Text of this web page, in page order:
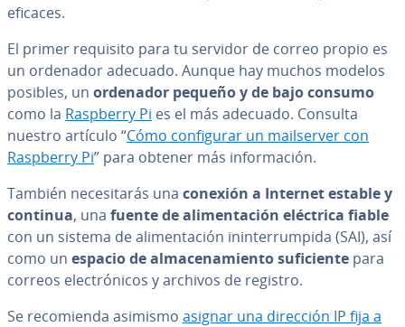
eficaces.
El primer requisito para tu servidor de correo propio es
un ordenador adecuado. Aunque hay muchos modelos
posibles, un ordenador pequeño y de bajo consumo
como la Raspberry Pi es el más adecuado. Consulta
nuestro artículo “Cómo co­n­fi­gu­rar un mai­l­se­r­ver con
Raspberry Pi” para obtener más in­fo­r­ma­ción.
También ne­ce­si­ta­rás una conexión a Internet estable y
continua, una fuente de ali­me­n­ta­ción eléctrica fiable
con un sistema de ali­me­n­ta­ción in­i­n­te­rru­m­pi­da (SAI), así
como un espacio de al­ma­ce­na­mie­n­to su­fi­cie­n­te para
correos ele­c­tró­ni­cos y archivos de registro.
Se re­co­mie­n­da asimismo asignar una dirección IP fija a